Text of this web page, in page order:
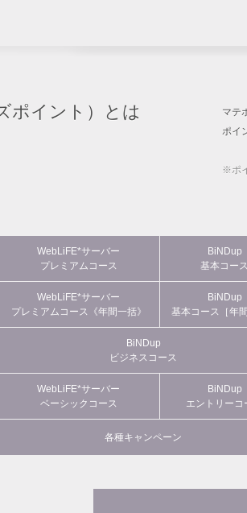
ポイント）とは
マテ
ポイ
※ポ
WebLiFE*サーバー
プレミアムコース
BiNDup
基本コース
WebLiFE*サーバー
プレミアムコース《年間一括》
BiNDup
基本コース［年間
BiNDup
ビジネスコース
WebLiFE*サーバー
ベーシックコース
BiNDup
エントリーコ
各種キャンペーン